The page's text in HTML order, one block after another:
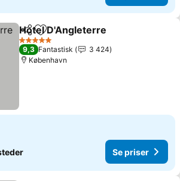
Del Legg til i favoritter
Hotel D'Angleterre
5 Stjerner
9,3 Fantastisk
3 424
København
Se priser